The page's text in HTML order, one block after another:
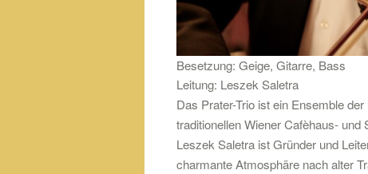
Besetzung: Geige, Gitarre, Bass
Leitung: Leszek Saletra
Das Prater-Trio ist ein Ensemble
traditionellen Wiener Cafèhaus-
Leszek Saletra ist Gründer und
charmante Atmosphäre nach alter